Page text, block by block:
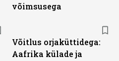
võimsusega
Võitlus orjaküttidega:
Aafrika külade ja